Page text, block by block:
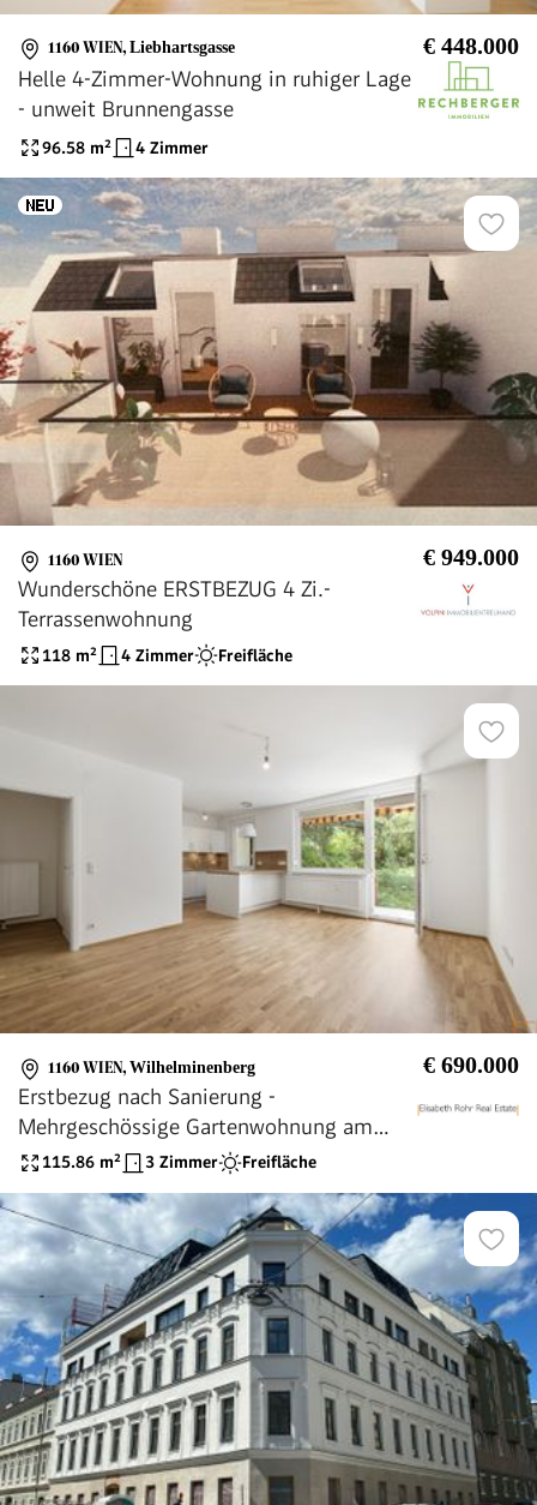
1160 WIEN, Liebhartsgasse € 448.000
Helle 4-Zimmer-Wohnung in ruhiger Lage
- unweit Brunnengasse
96.58 m² 4 Zimmer
1160 WIEN € 949.000
Wunderschöne ERSTBEZUG 4 Zi.-
Terrassenwohnung
118 m² 4 Zimmer Freifläche
1160 WIEN, Wilhelminenberg € 690.000
Erstbezug nach Sanierung -
Mehrgeschössige Gartenwohnung am
Wilhelminenberg
115.86 m² 3 Zimmer Freifläche